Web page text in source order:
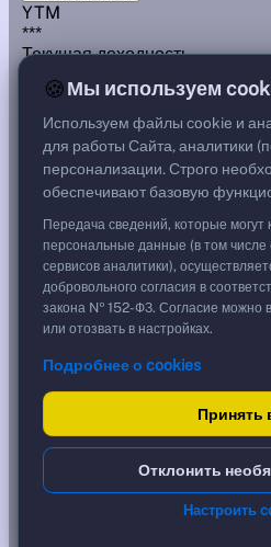
YTM
***
Текущая доходность
14,96%
G спред
100,00 %
1 000,00 ₽
Срок, лет
6,49
Дюрация, лет
0,02
Рейтинг
Тип
Флоатер
Доходность и цена
YTM эффективная ?
🍪Мы используем
Используем файлы cookie и
для работы Сайта, аналитики
персонализации. Строго
обеспечивают базовую
Передача сведений, которые могут
персональные данные (в том
сервисов аналитики),
добровольного согласия в
закона № 152-ФЗ. Согласие можно
или отозвать в настройках.
Подробнее о cookies
Принять
Отклонить
Настроить